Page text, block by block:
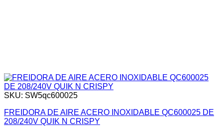
SKU: SW5qc600025
FREIDORA DE AIRE ACERO INOXIDABLE QC600025 DE
208/240V QUIK N CRISPY